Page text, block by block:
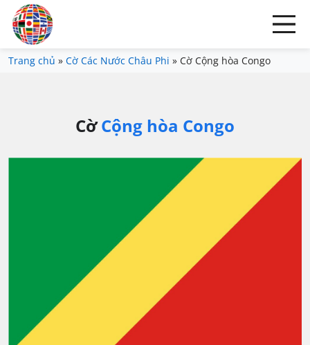
Trang chủ » Cờ Các Nước Châu Phi » Cờ Cộng hòa Congo
CờCộng hòa Congo